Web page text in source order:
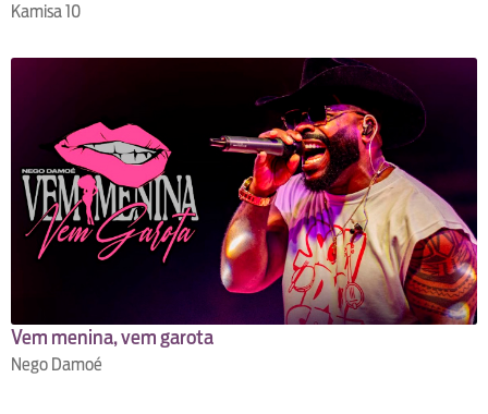
Kamisa 10
Vem menina, vem garota
Nego Damoé